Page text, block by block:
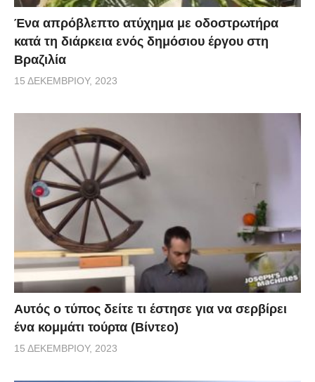
Ένα απρόβλεπτο ατύχημα με οδοστρωτήρα
κατά τη διάρκεια ενός δημόσιου έργου στη
Βραζιλία
15 ΔΕΚΕΜΒΡΊΟΥ, 2023
Αυτός ο τύπος δείτε τι έστησε για να σερβίρει
ένα κομμάτι τούρτα (Βίντεο)
15 ΔΕΚΕΜΒΡΊΟΥ, 2023